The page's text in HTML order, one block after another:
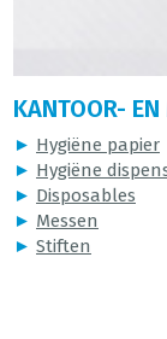
KANTOOR- EN
► Hygiëne papier
► Hygiëne
► Disposables
► Messen
► Stiften